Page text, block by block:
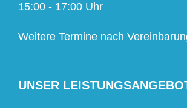
15:00 - 17:00 Uhr
Weitere Termine nach
UNSER